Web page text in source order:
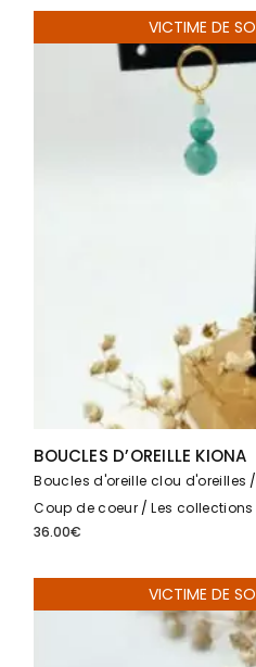
VICTIME DE
BOUCLES D’OREILLE KIONA
Boucles d'oreille clou d'oreilles
Coup de coeur
Les collections
36.00€
VICTIME DE